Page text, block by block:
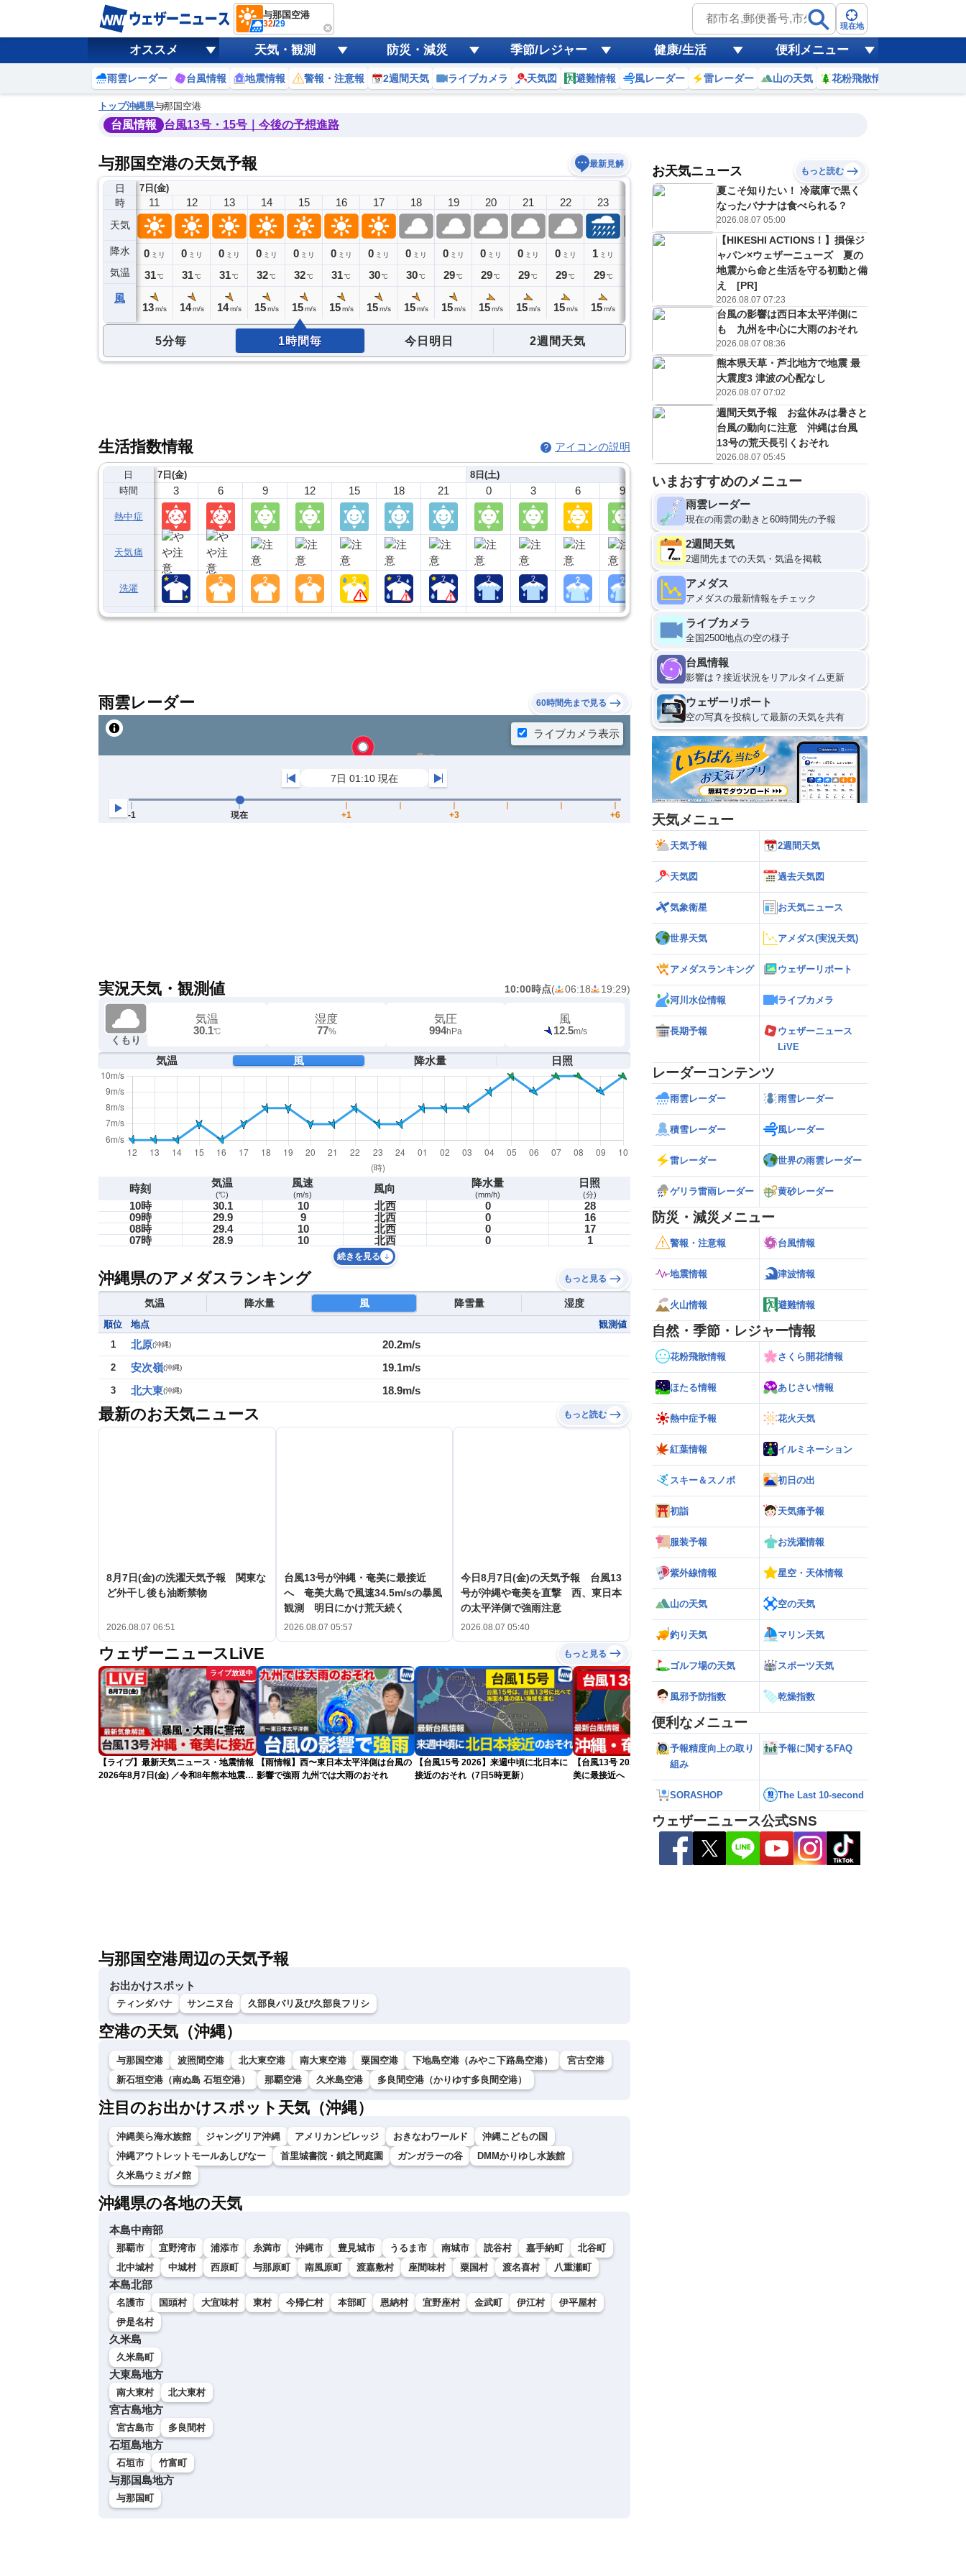
与那国空港
32/29 現在地
オススメ 天気・観測 防災・減災 季節/レジャー 健康/生活 便利メニュー
雨雲レーダー 台風情報 地震情報 警報・注意報 2週間天気 ライブカメラ 天気図 避難情報 風レーダー 雷レーダー 山の天気 花粉飛散情報
トップ沖縄県与那国空港
台風情報 台風13号・15号｜今後の予想進路
与那国空港の天気予報 最新見解
日
時
天気
降水
気温
風
7日(金)
10
0ミリ
31℃
13
11
0 ミリ
31℃
13 m/s
12
0 ミリ
31℃
14 m/s
13
0 ミリ
31℃
14 m/s
14
0 ミリ
32℃
15 m/s
15
0 ミリ
32℃
15 m/s
16
0 ミリ
31℃
15 m/s
17
0 ミリ
30℃
15 m/s
18
0 ミリ
30℃
15 m/s
19
0 ミリ
29℃
15 m/s
20
0 ミリ
29℃
15 m/s
21
0 ミリ
29℃
15 m/s
22
0 ミリ
29℃
15 m/s
23
1 ミリ
29 ℃
15m/s
8日(土)
m/s 16m/s
2
ミリ
28 ℃
16m/s
3
0ミリ
28 ℃
16m/s
4
0ミリ
28℃
17m/s
5
0 ミリ
28℃
17m/s
0ミリ
28
17m/s
5分毎 1時間毎 今日明日 2週間天気
生活指数情報 アイコンの説明
日
時間
熱中症
天気痛
洗濯
7日(金)
3 6 9 12 15 18 21
8日(土)
0 3 6 9 12
雨雲レーダー 60時間先まで見る
実況天気・観測値 10:00時点( 06:18 19:29)
くもり
気温
30.1℃
湿度
77%
気圧
994hPa
風
12.5m/s
気温 風 降水量 日照
時刻 気温
(℃)
風速
(m/s) 風向 降水量
(mm/h)
日照
(分)
10時 30.1 10 北西 0
28
09時
29.9 9 北西 0
16
08時
29.4 10 北西 0
17
07時
28.9 10 北西 0 1
続きを見る
沖縄県のアメダスランキング もっと見る
気温 降水量 風 降雪量 湿度
順位 地点
観測値
1
北原(沖縄) 20.2m/s
2 安次嶺(沖縄) 19.1m/s
3 北大東(沖縄) 18.9m/s
最新のお天気ニュース もっと読む
8月7日(金)の洗濯天気予報 関東な
ど外干し後も油断禁物
2026.08.07 06:51
台風13号が沖縄・奄美に最接近
へ 奄美大島で風速34.5m/sの暴風
観測 明日にかけ荒天続く
2026.08.07 05:57
今日8月7日(金)の天気予報 台風13
号が沖縄や奄美を直撃 西、東日本
の太平洋側で強雨注意
2026.08.07 05:40
ウェザーニュースLiVE もっと見る
ライブ放送中
【ライブ】最新天気ニュース・地震情報
2026年8月7日(金) ／令和8年熊本地震情
【雨情報】西〜東日本太平洋側は台風の
影響で強雨 九州では大雨のおそれ
【台風15号 2026】来週中頃に北日本に
接近のおそれ（7日5時更新）
【台風13号 2026】台風13号が沖縄・奄
美に最接近へ 明日にかけ荒天続く（7
与那国空港周辺の天気予報
お出かけスポット
ティンダバナ サンニヌ台 久部良バリ及び久部良フリシ
空港の天気（沖縄）
与那国空港 波照間空港 北大東空港 南大東空港 粟国空港 下地島空港（みやこ下路島空港）
宮古空港
新石垣空港（南ぬ島 石垣空港）
那覇空港 久米島空港 多良間空港（かりゆす多良間空港）
注目のお出かけスポット天気（沖縄）
沖縄美ら海水族館 ジャングリア沖縄 アメリカンビレッジ おきなわワールド
沖縄こどもの国
沖縄アウトレットモールあしびなー
首里城書院・鎖之間庭園 ガンガラーの谷
DMMかりゆし水族館
久米島ウミガメ館
沖縄県の各地の天気
本島中南部
那覇市 宜野湾市 浦添市 糸満市 沖縄市 豊見城市 うるま市 南城市 読谷村 嘉手納町
北谷町
北中城村
中城村 西原町 与那原町 南風原町 渡嘉敷村 座間味村 粟国村 渡名喜村 八重瀬町
本島北部
名護市 国頭村 大宜味村 東村 今帰仁村 本部町 恩納村 宜野座村 金武町 伊江村
伊平屋村
伊是名村
久米島
久米島町
大東島地方
南大東村 北大東村
宮古島地方
宮古島市 多良間村
石垣島地方
石垣市 竹富町
与那国島地方
与那国町
お天気ニュース もっと読む
夏こそ知りたい！ 冷蔵庫で黒く
なったバナナは食べられる？
2026.08.07 05:00
【HIKESHI ACTIONS！】損保ジ
ャパン×ウェザーニューズ 夏の
地震から命と生活を守る初動と備
え [PR]
2026.08.07 07:23
台風の影響は西日本太平洋側に
も 九州を中心に大雨のおそれ
2026.08.07 08:36
熊本県天草・芦北地方で地震 最
大震度3 津波の心配なし
2026.08.07 07:02
週間天気予報 お盆休みは暑さと
台風の動向に注意 沖縄は台風
13号の荒天長引くおそれ
2026.08.07 05:45
いまおすすめのメニュー
雨雲レーダー
現在の雨雲の動きと60時間先の予報
2週間天気
2週間先までの天気・気温を掲載
アメダス
アメダスの最新情報をチェック
ライブカメラ
全国2500地点の空の様子
台風情報
影響は？接近状況をリアルタイム更新
ウェザーリポート
空の写真を投稿して最新の天気を共有
天気メニュー
天気予報 2週間天気
天気図 過去天気図
気象衛星 お天気ニュース
世界天気 アメダス(実況天気)
アメダスランキング ウェザーリポート
河川水位情報 ライブカメラ
長期予報
ウェザーニュース
LiVE
レーダーコンテンツ
雨雲レーダー 雨雪レーダー
積雪レーダー 風レーダー
雷レーダー 世界の雨雲レーダー
ゲリラ雷雨レーダー 黄砂レーダー
防災・減災メニュー
警報・注意報 台風情報
地震情報 津波情報
火山情報 避難情報
自然・季節・レジャー情報
花粉飛散情報 さくら開花情報
ほたる情報 あじさい情報
熱中症予報 花火天気
紅葉情報 イルミネーション
スキー＆スノボ 初日の出
初詣 天気痛予報
服装予報 お洗濯情報
紫外線情報 星空・天体情報
山の天気 空の天気
釣り天気 マリン天気
ゴルフ場の天気 スポーツ天気
風邪予防指数 乾燥指数
便利なメニュー
予報精度向上の取り
組み
予報に関するFAQ
SORASHOP The Last 10-second
ウェザーニュース公式SNS